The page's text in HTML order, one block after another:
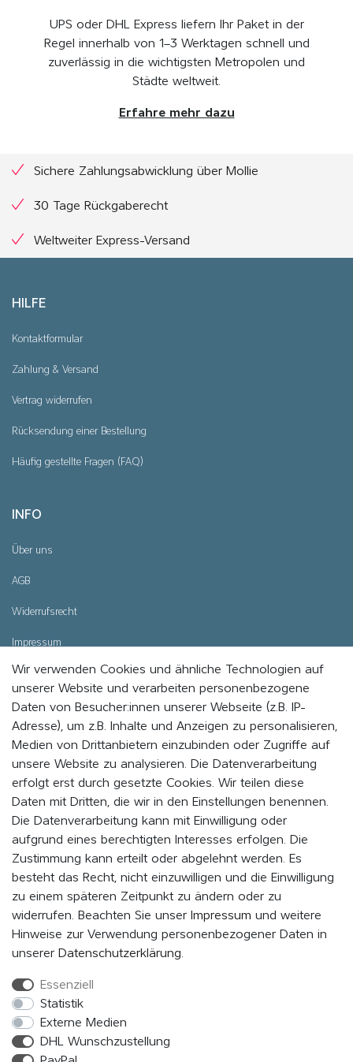
UPS oder DHL Express liefern Ihr Paket in der
Regel innerhalb von 1–3 Werktagen schnell und
zuverlässig in die wichtigsten Metropolen und
Städte weltweit.
Erfahre mehr dazu
Sichere Zahlungsabwicklung über Mollie
30 Tage Rückgaberecht
Weltweiter Express-Versand
HILFE
Kontaktformular
Zahlung & Versand
Vertrag widerrufen
Rücksendung einer Bestellung
Häufig gestellte Fragen (FAQ)
INFO
Über uns
AGB
Widerrufsrecht
Impressum
Datenschutz
Cookie - Einstellungen
WERDE MITGLIED UND BLEIBE IMMER AUF DEM
LAUFENDEN
Indem Du auf „MITMACHEN“ klickst, erklärst du dich damit einverstanden,
als Mitglied vom EVENaBAG Newsletter, Neuheiten, Aktionen und
Werbeangebote zu erhalten.
Abonnieren
Hiermit bestätige ich, dass ich die Daten­schutz­erklärung gelesen
FOLGE UNS
Wir verwenden Cookies und ähnliche Technologien auf
unserer Website und verarbeiten personenbezogene
Daten von Besucher:innen unserer Webseite (z.B. IP-
Adresse), um z.B. Inhalte und Anzeigen zu personalisieren,
Medien von Drittanbietern einzubinden oder Zugriffe auf
unsere Website zu analysieren. Die Datenverarbeitung
erfolgt erst durch gesetzte Cookies. Wir teilen diese
Daten mit Dritten, die wir in den Einstellungen benennen.
Die Datenverarbeitung kann mit Einwilligung oder
aufgrund eines berechtigten Interesses erfolgen. Die
Zustimmung kann erteilt oder abgelehnt werden. Es
besteht das Recht, nicht einzuwilligen und die Einwilligung
zu einem späteren Zeitpunkt zu ändern oder zu
widerrufen. Beachten Sie unser Impressum und weitere
Hinweise zur Verwendung personenbezogener Daten in
unserer Daten­schutz­erklärung
Essenziell
Statistik
Externe Medien
DHL Wunschzustellung